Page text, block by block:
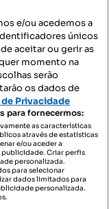
e/ou acedemos a
únicos
aceitar ou gerir as
momento na
serão
os dados de
Privacidade
para fornecermos:
as características
através de estatísticas
e/ou aceder a
Criar perfis
personalizada.
para selecionar
dados limitados para
personalizada.